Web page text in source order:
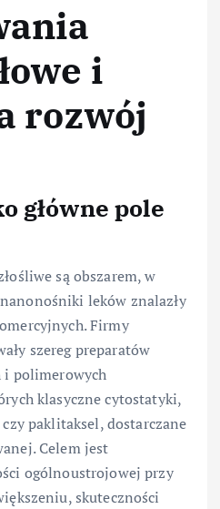
i
rozwój
główne pole
są obszarem, w
leków znalazły
Firmy
szereg preparatów
i polimerowych
klasyczne cytostatyki,
paklitaksel, dostarczane
Celem jest
ogólnoustrojowej przy
skuteczności